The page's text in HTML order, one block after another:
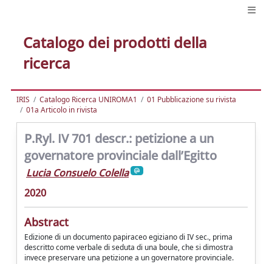
Catalogo dei prodotti della
ricerca
IRIS Catalogo Ricerca UNIROMA1
01 Pubblicazione su rivista
01a Articolo in rivista
P.Ryl. IV 701 descr.: petizione a un
governatore provinciale dall’Egitto
Lucia Consuelo Colella
2020
Abstract
Edizione di un documento papiraceo egiziano di IV sec., prima
descritto come verbale di seduta di una boule, che si dimostra
invece preservare una petizione a un governatore provinciale.